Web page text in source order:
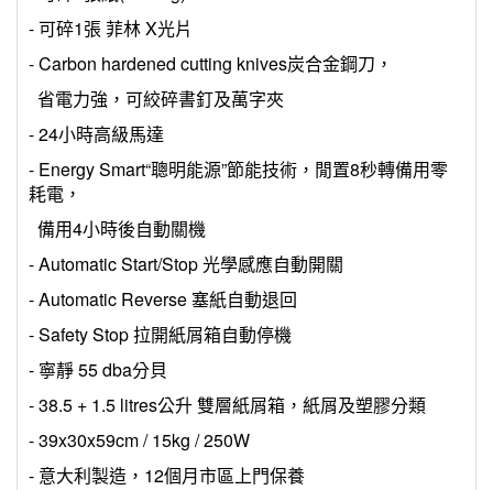
- 可碎1張 菲林 X光片
- Carbon hardened cutting knives炭合金鋼刀，
省電力強，可絞碎書釘及萬字夾
- 24小時高級馬達
- Energy Smart“聰明能源”節能技術，閒置8秒轉備用零
耗電，
備用4小時後自動關機
- Automatic Start/Stop 光學感應自動開關
- Automatic Reverse 塞紙自動退回
- Safety Stop 拉開紙屑箱自動停機
- 寧靜 55 dba分貝
- 38.5 + 1.5 litres公升 雙層紙屑箱，紙屑及塑膠分類
- 39x30x59cm / 15kg / 250W
- 意大利製造，12個月市區上門保養